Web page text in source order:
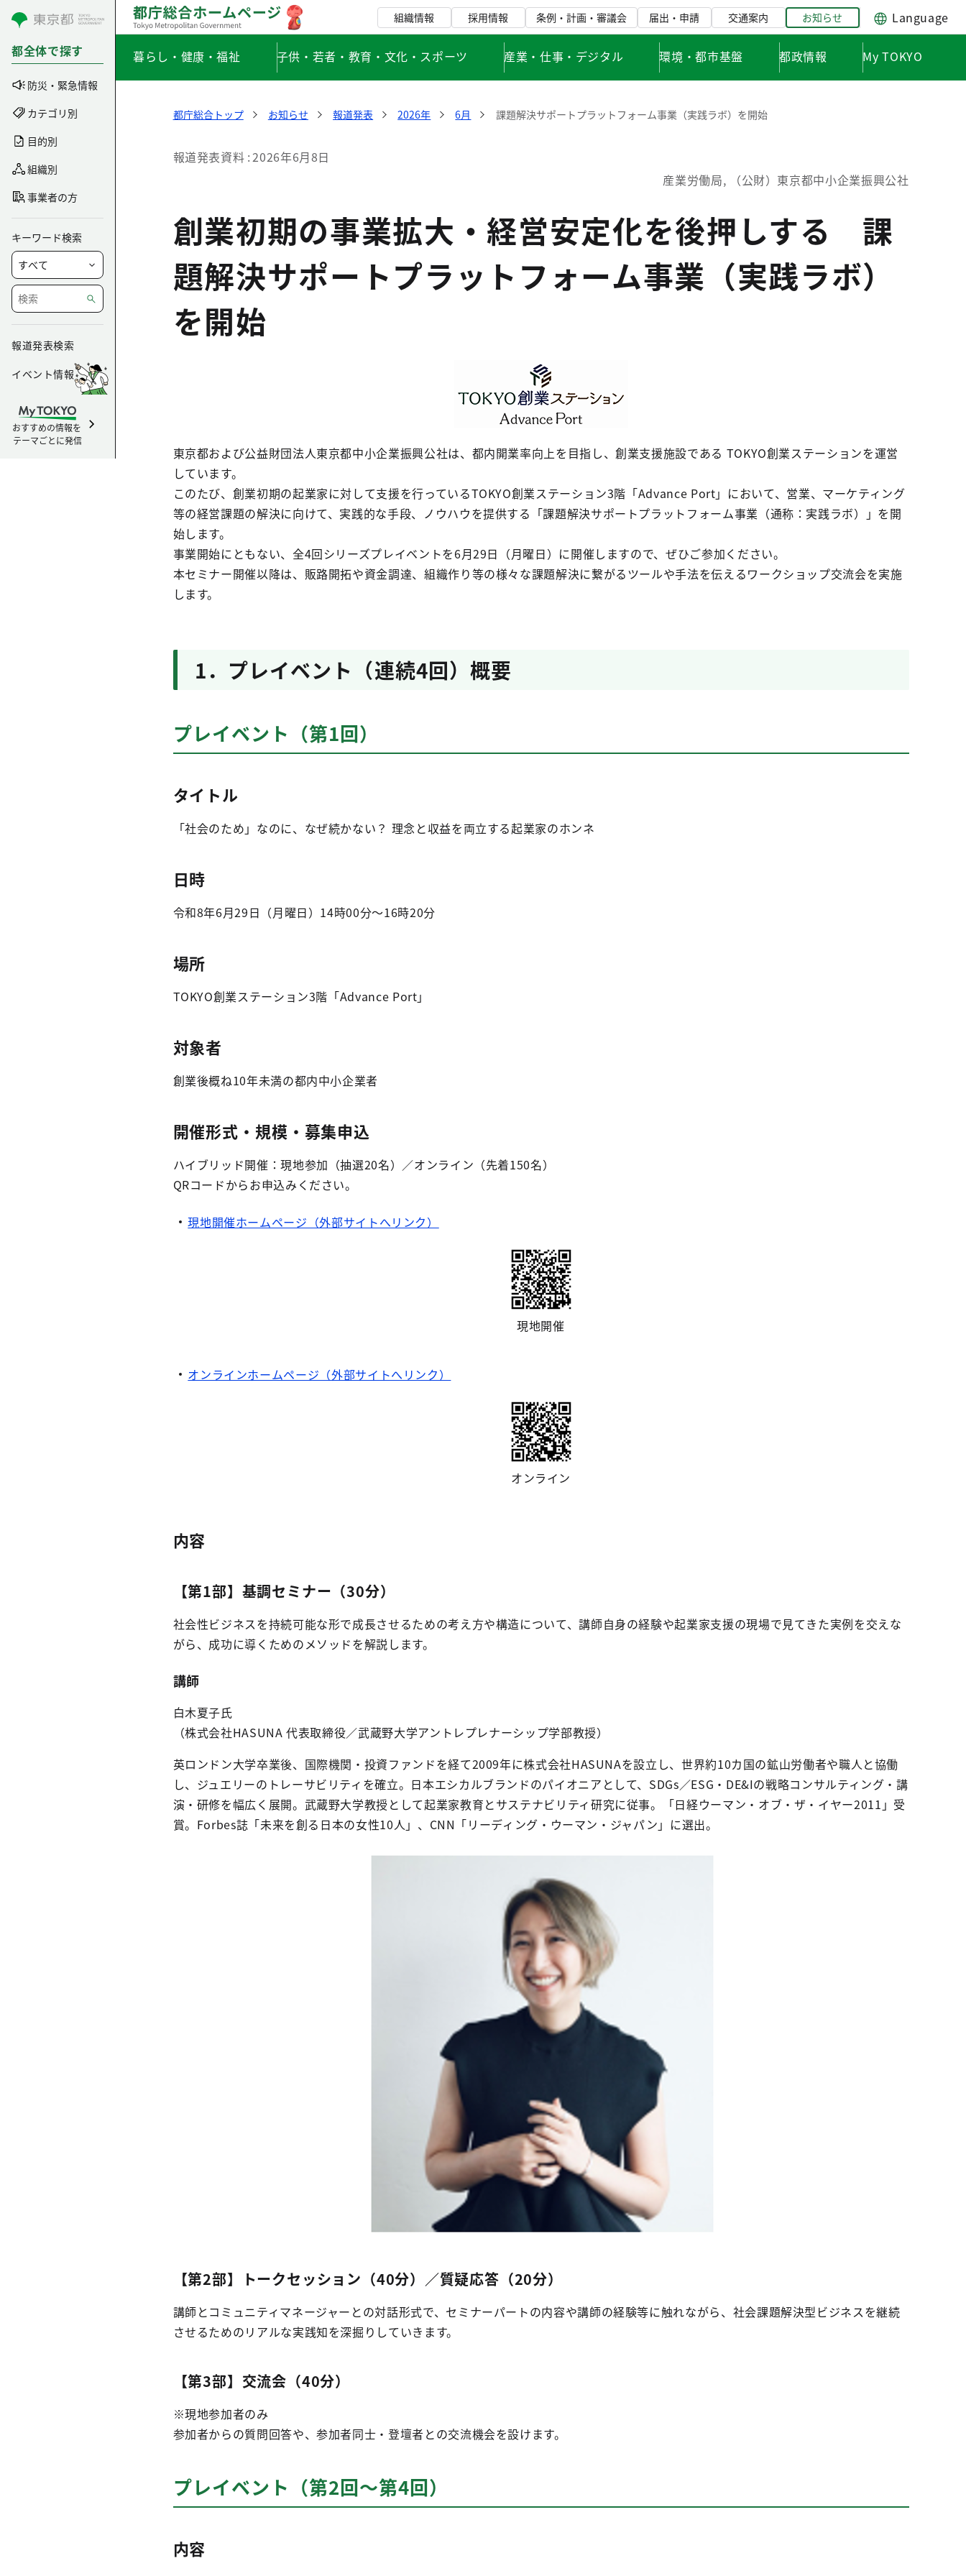
コンテンツにスキップ
都全体で探す
防災・緊急情報
カテゴリ別
目的別
組織別
事業者の方
キーワード検索
報道発表検索
イベント情報
おすすめの情報を
テーマごとに発信
組織情報 採用情報 条例・計画・審議会 届出・申請 交通案内 お知らせ Language
暮らし・健康・福祉 子供・若者・教育・文化・スポーツ 産業・仕事・デジタル 環境・都市基盤 都政情報 My TOKYO
都庁総合トップ お知らせ 報道発表 2026年 6月 課題解決サポートプラットフォーム事業（実践ラボ）を開始
報道発表資料 2026年6月8日
産業労働局, （公財）東京都中小企業振興公社
創業初期の事業拡大・経営安定化を後押しする 課
題解決サポートプラットフォーム事業（実践ラボ）
を開始
東京都および公益財団法人東京都中小企業振興公社は、都内開業率向上を目指し、創業支援施設である TOKYO創業ステーションを運営
しています。
このたび、創業初期の起業家に対して支援を行っているTOKYO創業ステーション3階「Advance Port」において、営業、マーケティング
等の経営課題の解決に向けて、実践的な手段、ノウハウを提供する「課題解決サポートプラットフォーム事業（通称：実践ラボ）」を開
始します。
事業開始にともない、全4回シリーズプレイベントを6月29日（月曜日）に開催しますので、ぜひご参加ください。
本セミナー開催以降は、販路開拓や資金調達、組織作り等の様々な課題解決に繋がるツールや手法を伝えるワークショップ交流会を実施
します。
1．プレイベント（連続4回）概要
プレイベント（第1回）
タイトル
「社会のため」なのに、なぜ続かない？ 理念と収益を両立する起業家のホンネ
日時
令和8年6月29日（月曜日）14時00分～16時20分
場所
TOKYO創業ステーション3階「Advance Port」
対象者
創業後概ね10年未満の都内中小企業者
開催形式・規模・募集申込
ハイブリッド開催：現地参加（抽選20名）／オンライン（先着150名）
QRコードからお申込みください。
現地開催ホームページ（外部サイトへリンク）
現地開催
オンラインホームページ（外部サイトへリンク）
オンライン
内容
【第1部】基調セミナー（30分）
社会性ビジネスを持続可能な形で成長させるための考え方や構造について、講師自身の経験や起業家支援の現場で見てきた実例を交えな
がら、成功に導くためのメソッドを解説します。
講師
白木夏子氏
（株式会社HASUNA 代表取締役／武蔵野大学アントレプレナーシップ学部教授）
英ロンドン大学卒業後、国際機関・投資ファンドを経て2009年に株式会社HASUNAを設立し、世界約10カ国の鉱山労働者や職人と協働
し、ジュエリーのトレーサビリティを確立。日本エシカルブランドのパイオニアとして、SDGs／ESG・DE&Iの戦略コンサルティング・講
演・研修を幅広く展開。武蔵野大学教授として起業家教育とサステナビリティ研究に従事。「日経ウーマン・オブ・ザ・イヤー2011」受
賞。Forbes誌「未来を創る日本の女性10人」、CNN「リーディング・ウーマン・ジャパン」に選出。
【第2部】トークセッション（40分）／質疑応答（20分）
講師とコミュニティマネージャーとの対話形式で、セミナーパートの内容や講師の経験等に触れながら、社会課題解決型ビジネスを継続
させるためのリアルな実践知を深掘りしていきます。
【第3部】交流会（40分）
※現地参加者のみ
参加者からの質問回答や、参加者同士・登壇者との交流機会を設けます。
プレイベント（第2回～第4回）
内容